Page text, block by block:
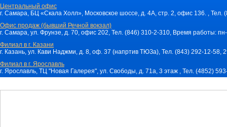
Центральный офис
г. Самара, БЦ «Скала Холл», Московское шоссе, д. 4А, стр. 2, офис 136. ,
Офис продаж (бывший Речной вокзал)
г. Самара, ул. Фрунзе, д. 70, офис 202, Тел. (846) 310-2-310, Время работы:
Филиал в г. Казани
г. Казань, ул. Кави Наджми, д. 8, оф. 37 (напртив ТЮЗа), Тел. (843) 292-12-
Филиал в г. Ярославль
г. Ярославль, ТЦ "Новая Галерея", ул. Свободы, д. 71a, 3 этаж , Тел. (4852)